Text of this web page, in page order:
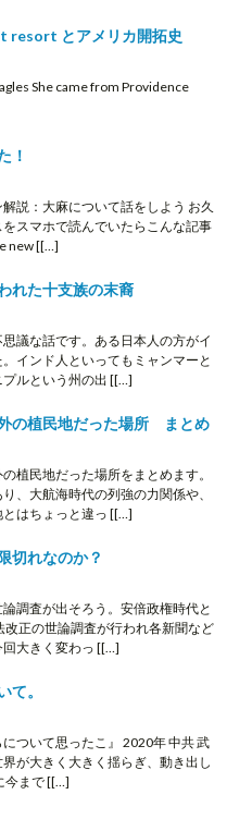
resort とアメリカ開拓史
She came from Providence
！
説：大麻について話をしよう お久
スマホで読んでいたらこんな記事
new [[…]
れた十支族の末裔
議な話です。ある日本人の方がイ
インド人といってもミャンマーと
ルという州の出 [[…]
の植民地だった場所 まとめ
植民地だった場所をまとめます。
、大航海時代の列強の力関係や、
はちょっと違っ [[…]
切れなのか？
調査が出そろう。安倍政権時代と
改正の世論調査が行われ各新聞など
大きく変わっ [[…]
て。
について思ったこ』 2020年 中共 武
が大きく大きく揺らぎ、動き出し
今まで [[…]